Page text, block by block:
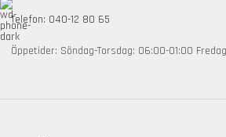
Telefon: 040-12 80 65
Öppetider: Söndag-Torsdag: 06:00-01:00